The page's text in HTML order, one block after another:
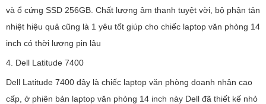
và ổ cứng SSD 256GB. Chất lượng âm thanh tuyệt vời, bộ phận tản
nhiệt hiệu quả cũng là 1 yêu tốt giúp cho chiếc laptop văn phòng 14
inch có thời lượng pin lâu
4. Dell Latitude 7400
Dell Latitude 7400 đây là chiếc laptop văn phòng doanh nhân cao
cấp, ở phiên bản laptop văn phòng 14 inch này Dell đã thiết kế nhỏ